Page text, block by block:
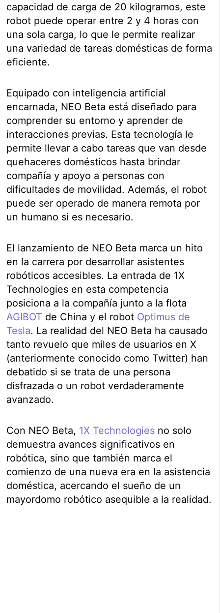
capacidad de carga de 20 kilogramos, este
robot puede operar entre 2 y 4 horas con
una sola carga, lo que le permite realizar
una variedad de tareas domésticas de forma
eficiente.
Equipado con inteligencia artificial
encarnada, NEO Beta está diseñado para
comprender su entorno y aprender de
interacciones previas. Esta tecnología le
permite llevar a cabo tareas que van desde
quehaceres domésticos hasta brindar
compañía y apoyo a personas con
dificultades de movilidad. Además, el robot
puede ser operado de manera remota por
un humano si es necesario.
El lanzamiento de NEO Beta marca un hito
en la carrera por desarrollar asistentes
robóticos accesibles. La entrada de 1X
Technologies en esta competencia
posiciona a la compañía junto a la flota
AGIBOT de China y el robot Optimus de
Tesla. La realidad del NEO Beta ha causado
tanto revuelo que miles de usuarios en X
(anteriormente conocido como Twitter) han
debatido si se trata de una persona
disfrazada o un robot verdaderamente
avanzado.
Con NEO Beta, 1X Technologies no solo
demuestra avances significativos en
robótica, sino que también marca el
comienzo de una nueva era en la asistencia
doméstica, acercando el sueño de un
mayordomo robótico asequible a la realidad.